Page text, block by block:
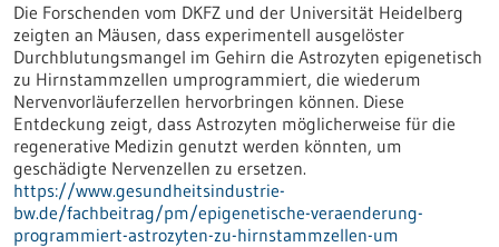
Die Forschenden vom DKFZ und der Universität Heidelberg
zeigten an Mäusen, dass experimentell ausgelöster
Durchblutungsmangel im Gehirn die Astrozyten epigenetisch
zu Hirnstammzellen umprogrammiert, die wiederum
Nervenvorläuferzellen hervorbringen können. Diese
Entdeckung zeigt, dass Astrozyten möglicherweise für die
regenerative Medizin genutzt werden könnten, um
geschädigte Nervenzellen zu ersetzen.
https://www.gesundheitsindustrie-
bw.de/fachbeitrag/pm/epigenetische-veraenderung-
programmiert-astrozyten-zu-hirnstammzellen-um